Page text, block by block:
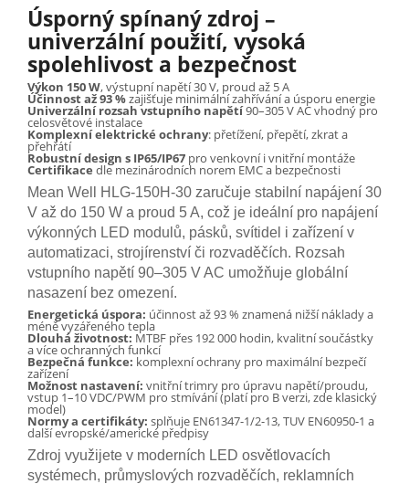
Úsporný spínaný zdroj –
univerzální použití, vysoká
spolehlivost a bezpečnost
Výkon 150 W, výstupní napětí 30 V, proud až 5 A
Účinnost až 93 %zajišťuje minimální zahřívání a úsporu energie
Univerzální rozsah vstupního napětí90–305 V AC vhodný pro
celosvětové instalace
Komplexní elektrické ochrany: přetížení, přepětí, zkrat a
přehřátí
Robustní design s IP65/IP67 pro venkovní i vnitřní montáže
Certifikace dle mezinárodních norem EMC a bezpečnosti
Mean Well HLG-150H-30 zaručuje stabilní napájení 30
V až do 150 W a proud 5 A, což je ideální pro napájení
výkonných LED modulů, pásků, svítidel i zařízení v
automatizaci, strojírenství či rozvaděčích. Rozsah
vstupního napětí 90–305 V AC umožňuje globální
nasazení bez omezení.
Energetická úspora: účinnost až 93 % znamená nižší náklady a
méně vyzářeného tepla
Dlouhá životnost: MTBF přes 192 000 hodin, kvalitní součástky
a více ochranných funkcí
Bezpečná funkce: komplexní ochrany pro maximální bezpečí
zařízení
Možnost nastavení: vnitřní trimry pro úpravu napětí/proudu,
vstup 1–10 VDC/PWM pro stmívání (platí pro B verzi, zde klasický
model)
Normy a certifikáty: splňuje EN61347-1/2-13, TUV EN60950-1 a
další evropské/americké předpisy
Zdroj využijete v moderních LED osvětlovacích
systémech, průmyslových rozvaděčích, reklamních